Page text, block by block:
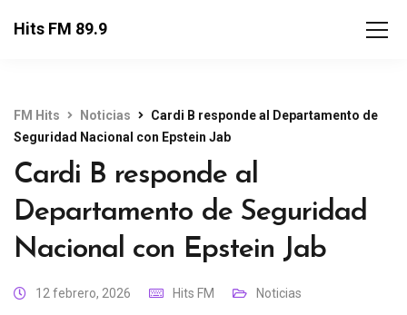
Hits FM 89.9
FM Hits Noticias
Cardi B responde al Departamento de
Seguridad Nacional con Epstein Jab
Cardi B responde al
Departamento de Seguridad
Nacional con Epstein Jab
12 febrero, 2026 Hits FM Noticias